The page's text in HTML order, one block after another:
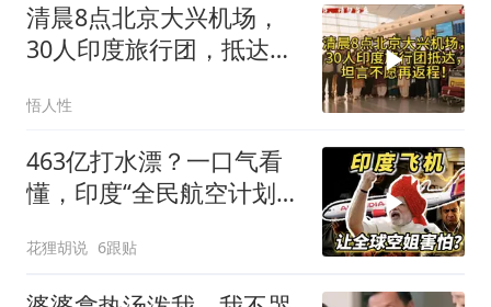
清晨8点北京大兴机场，
30人印度旅行团，抵达，
悟人性
463亿打水漂？一口气看
懂，印度“全民航空计划”
花狸胡说 6跟贴